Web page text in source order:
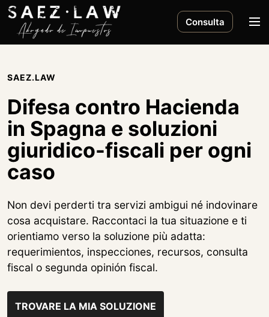
Skip to content
Consulta
SAEZ.LAW
Difesa contro Hacienda
in Spagna e soluzioni
giuridico-fiscali per ogni
caso
Non devi perderti tra servizi ambigui né indovinare
cosa acquistare. Raccontaci la tua situazione e ti
orientiamo verso la soluzione più adatta:
requerimientos, inspecciones, recursos, consulta
fiscal o segunda opinión fiscal.
TROVARE LA MIA SOLUZIONE